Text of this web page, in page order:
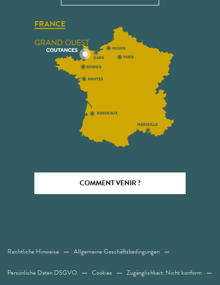
FRANCE
GRAND OUEST
COMMENT VENIR ?
Rechtliche Hinweise Allgemeine Geschäftsbedingungen
Persönliche Daten DSGVO Cookies Zugänglichkeit: Nicht konform